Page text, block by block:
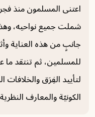
اعتنى المسلمون منذ
شملت جميع نواحيه،
جانبٍ من هذه العناية
للمسلمين، ثم تنتقد
لتأييد الفِرَق
الكونيّة والمعارف